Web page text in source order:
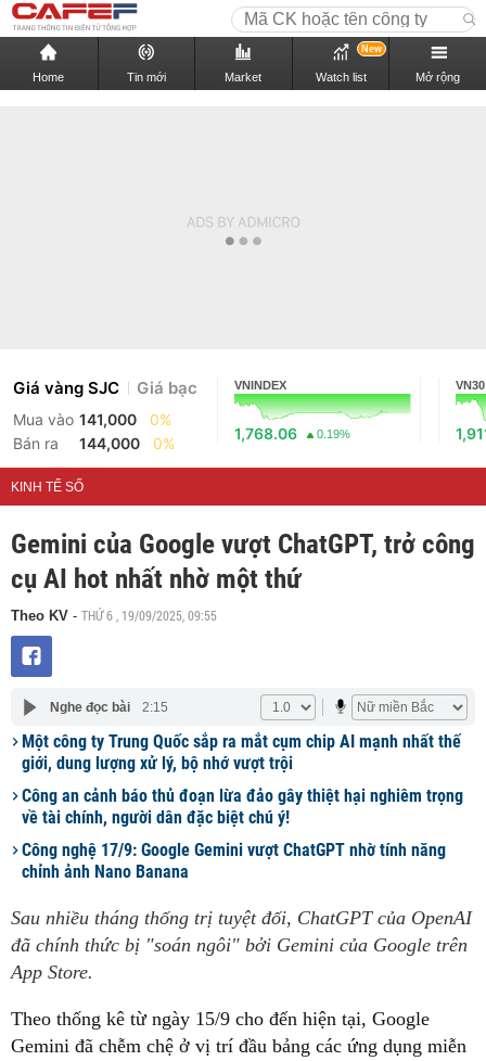
Home Tin mới Market Watch list
New
Mở rộng
Giá vàng SJC Giá bạc
Mua vào 141,000
0%
Bán ra
144,000 0%
VNINDEX
1,768.06 0.19%
VN30
KINH TẾ SỐ
Gemini của Google vượt ChatGPT, trở công
cụ AI hot nhất nhờ một thứ
Theo KV - THỨ 6 , 19/09/2025, 09:55
Nghe đọc bài 2:15
Một công ty Trung Quốc sắp ra mắt cụm chip AI mạnh nhất thế
giới, dung lượng xử lý, bộ nhớ vượt trội
Công an cảnh báo thủ đoạn lừa đảo gây thiệt hại nghiêm trọng
về tài chính, người dân đặc biệt chú ý!
Công nghệ 17/9: Google Gemini vượt ChatGPT nhờ tính năng
chỉnh ảnh Nano Banana
Sau nhiều tháng thống trị tuyệt đối, ChatGPT của OpenAI
đã chính thức bị "soán ngôi" bởi Gemini của Google trên
App Store.
Theo thống kê từ ngày 15/9 cho đến hiện tại, Google
Gemini đã chễm chệ ở vị trí đầu bảng các ứng dụng miễn